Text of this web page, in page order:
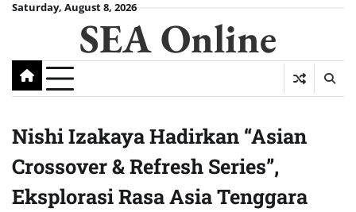
SkipSaturday, August 8, 2026
SEA Online
Nishi Izakaya Hadirkan “Asian
Crossover & Refresh Series”,
Eksplorasi Rasa Asia Tenggara